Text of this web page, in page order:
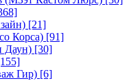
[21]
Корса) [91]
Даун) [30]
Гир) [6]